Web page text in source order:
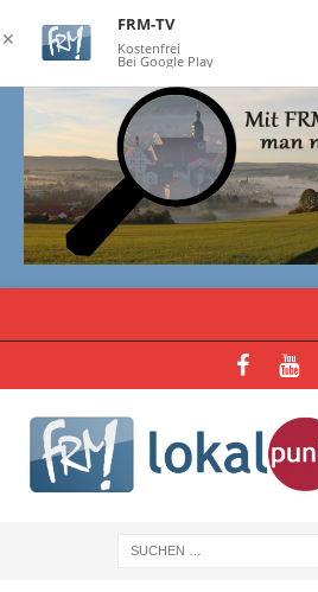
✕
FRM-TV
Kostenfrei
Bei Google Play